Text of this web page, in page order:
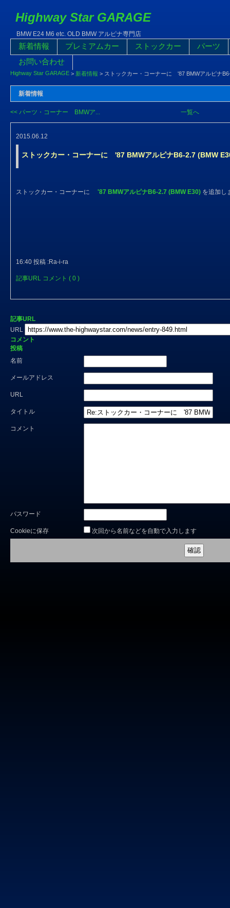
Highway Star GARAGE
BMW E24 M6 etc. OLD BMW アルピナ専門店
新着情報 プレミアムカー ストックカー
パーツ
お問い合わせ
Highway Star GARAGE > 新着情報 > ストックカー・コーナーに '87 BMWアルピナ
新着情報
<< パーツ・コーナー BMWア... 一覧へ
2015.06.12
ストックカー・コーナーに '87 BMWアルピナB6-2.7 (BMW
ストックカー・コーナーに '87 BMWアルピナB6-2.7 (BMW E30) を追加し
16:40 投稿 :Ra-i-ra
記事URL コメント ( 0 )
記事URL
URL
コメント
投稿
名前
メールアドレス
URL
タイトル
コメント
パスワード
Cookieに保存 次回から名前などを自動で入力します